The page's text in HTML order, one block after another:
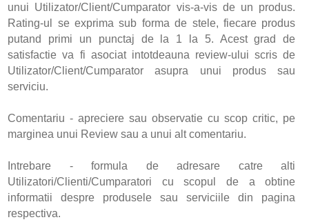
unui Utilizator/Client/Cumparator vis-a-vis de un produs.
Rating-ul se exprima sub forma de stele, fiecare produs
putand primi un punctaj de la 1 la 5. Acest grad de
satisfactie va fi asociat intotdeauna review-ului scris de
Utilizator/Client/Cumparator asupra unui produs sau
serviciu.
Comentariu - apreciere sau observatie cu scop critic, pe
marginea unui Review sau a unui alt comentariu.
Intrebare - formula de adresare catre alti
Utilizatori/Clienti/Cumparatori cu scopul de a obtine
informatii despre produsele sau serviciile din pagina
respectiva.